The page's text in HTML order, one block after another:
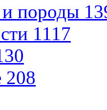
породы
1117
208